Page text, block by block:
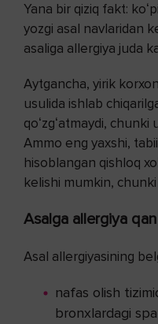
Yana bir qiziq fakt:
yozgi asal navlaridan
asaliga allergiya juda
Aytgancha, yirik
usulida ishlab
qoʻzgʻatmaydi,
Ammo eng yaxshi,
hisoblangan qishloq
kelishi mumkin,
Asalga allergiya
Asal allergiyasining
nafas olish
bronxlardagi